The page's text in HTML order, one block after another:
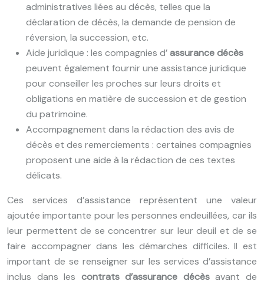
administratives liées au décès, telles que la
déclaration de décès, la demande de pension de
réversion, la succession, etc.
Aide juridique : les compagnies d’assurance décès
peuvent également fournir une assistance juridique
pour conseiller les proches sur leurs droits et
obligations en matière de succession et de gestion
du patrimoine.
Accompagnement dans la rédaction des avis de
décès et des remerciements : certaines compagnies
proposent une aide à la rédaction de ces textes
délicats.
Ces services d’assistance représentent une valeur
ajoutée importante pour les personnes endeuillées, car ils
leur permettent de se concentrer sur leur deuil et de se
faire accompagner dans les démarches difficiles. Il est
important de se renseigner sur les services d’assistance
inclus dans les contrats d’assurance décèsavant de